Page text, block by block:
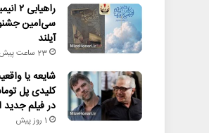
سی‌امین
آیلند
23 ساعت پیش
شایعه یا
کلیدی پل
در فیلم
1 روز پیش